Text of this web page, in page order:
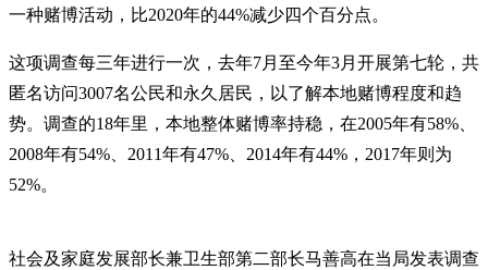
一种赌博活动，比2020年的44%减少四个百分点。
这项调查每三年进行一次，去年7月至今年3月开展第七轮，共
匿名访问3007名公民和永久居民，以了解本地赌博程度和趋
势。调查的18年里，本地整体赌博率持稳，在2005年有58%、
2008年有54%、2011年有47%、2014年有44%，2017年则为
52%。
社会及家庭发展部长兼卫生部第二部长马善高在当局发表调查